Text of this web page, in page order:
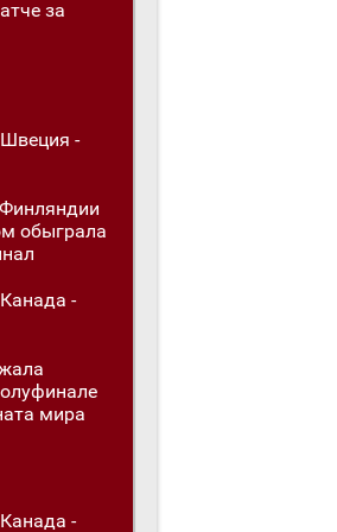
за
-
обыграла
-
мира
-